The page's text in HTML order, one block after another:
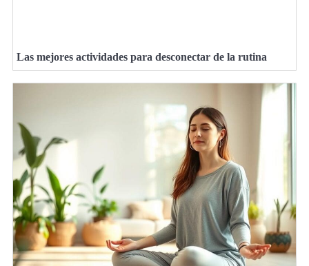
Las mejores actividades para desconectar de la rutina